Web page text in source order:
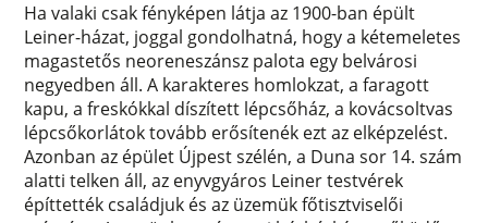
Ha valaki csak fényképen látja az 1900-ban épült
Leiner-házat, joggal gondolhatná, hogy a kétemeletes
magastetős neoreneszánsz palota egy belvárosi
negyedben áll. A karakteres homlokzat, a faragott
kapu, a freskókkal díszített lépcsőház, a kovácsoltvas
lépcsőkorlátok tovább erősítenék ezt az elképzelést.
Azonban az épület Újpest szélén, a Duna sor 14. szám
alatti telken áll, az enyvgyáros Leiner testvérek
építtették családjuk és az üzemük főtisztviselői